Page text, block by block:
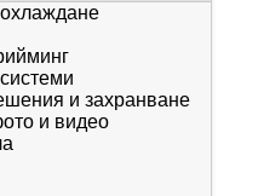
и захранване
и видео